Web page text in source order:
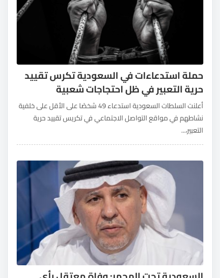
حملة استدعاءات في السعودية تكرس تقييد
حرية التعبير في ظل احتجاجات شعبية
أعلنت السلطات السعودية استدعاء 49 شخصًا على الأقل على خلفية
نشاطهم في مواقع التواصل الاجتماعي في تكريس تقييد حرية
التعبير،...